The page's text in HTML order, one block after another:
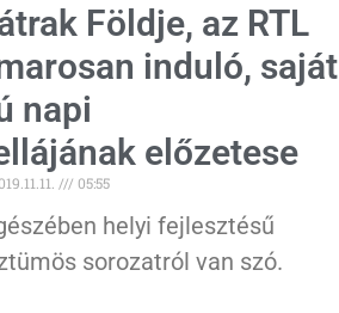
Földje, az RTL
induló, saját
napi
előzetese
05:55
helyi fejlesztésű
sorozatról van szó.